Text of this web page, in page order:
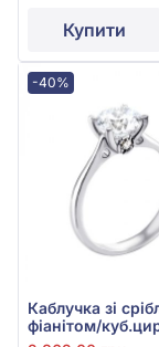
Купити
-40%
Каблучка зі
фіанітом/
арт. 1010/1р-CZ